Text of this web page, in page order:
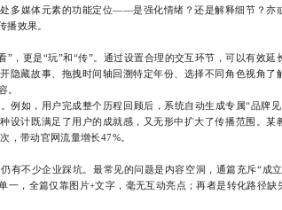
多媒体元素的功能定位——是强化情绪？还是解释细节？亦
播效果。
更是“玩”和“传”。通过设置合理的交互环节，可以有效延
隐藏故事、拖拽时间轴回溯特定年份、选择不同角色视角了
。
如，用户完成整个历程回顾后，系统自动生成专属“品牌见
设计既满足了用户的成就感，又无形中扩大了传播范围。某
，带动官网流量增长47%。
不少企业踩坑。最常见的问题是内容空洞，通篇充斥“成立
一，全篇仅靠图片+文字，毫无互动亮点；再者是转化路径缺